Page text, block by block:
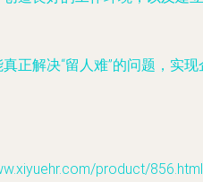
正解决“留人难”的问题，实现
product/856.html